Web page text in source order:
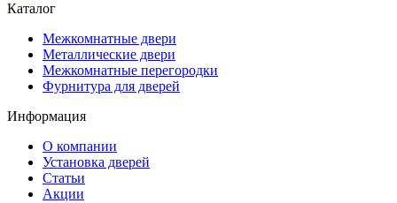
Каталог
Межкомнатные двери
Металлические двери
Межкомнатные перегородки
Фурнитура для дверей
Информация
О компании
Установка дверей
Статьи
Акции